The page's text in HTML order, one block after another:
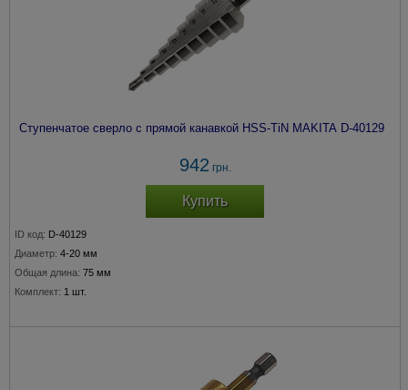
Ступенчатое сверло с прямой канавкой HSS-TiN MAKITA D-40129
942 грн.
Купить
ID код: D-40129
Диаметр: 4-20 мм
Общая длина: 75 мм
Комплект: 1 шт.